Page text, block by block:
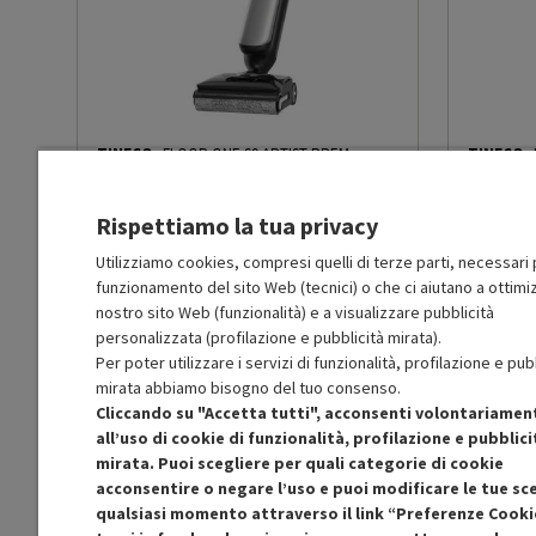
Tubo telescopico No
Impugnatura ergonomica Sì
Altre descrizioni strutturali
Batteria: 3900mAh
Metodo di Ricarica:
LED; Assistenza: 360°;
TINECO FLOOR ONE S9 ARTIST PREM.-
MOLTO BUONO
O: Confezione originale integra
: Accessori principali presenti
B: Estetica prodotto ottima
N: Prodotto funzionante
Prodotto Nuovo 499.49 -10%
Ricondizionato 449.54
Aggiungi al carrello
TINECO
O:
:
B : Estetica
N: Prodotto
Rispettiamo la tua privacy
Utilizziamo cookies, compresi quelli di terze parti, necessari
funzionamento del sito Web (tecnici) o che ci aiutano a
nostro sito Web (funzionalità) e a visualizzare pubblicità
personalizzata (profilazione e pubblicità mirata).
Per poter utilizzare i servizi di funzionalità, profilazione e
mirata abbiamo bisogno del tuo consenso.
Cliccando su "Accetta tutti", acconsenti
all’uso di cookie di funzionalità, profilazione e
mirata. Puoi scegliere per quali categorie di cookie
acconsentire o negare l’uso e puoi modificare le tue
qualsiasi momento attraverso il link “Preferenze